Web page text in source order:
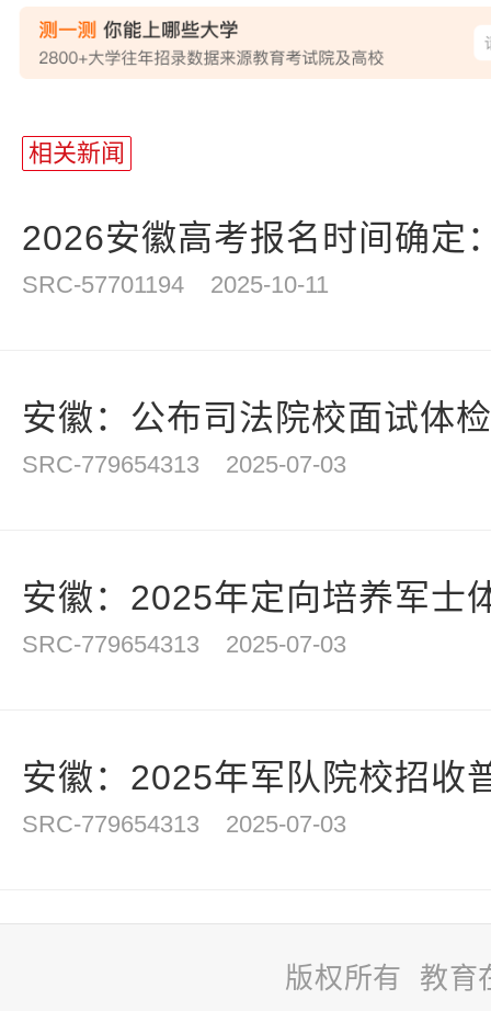
相关新闻
2026安徽高考报名时间确定
SRC-57701194 2025-10-11
安徽：公布司法院校面试体
SRC-779654313 2025-07-03
安徽：2025年定向培养军士
SRC-779654313 2025-07-03
安徽：2025年军队院校招收
SRC-779654313 2025-07-03
版权所有 教育